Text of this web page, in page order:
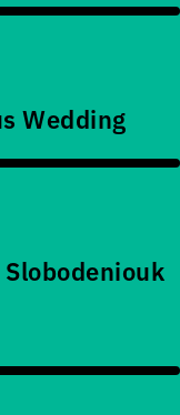
Wedding